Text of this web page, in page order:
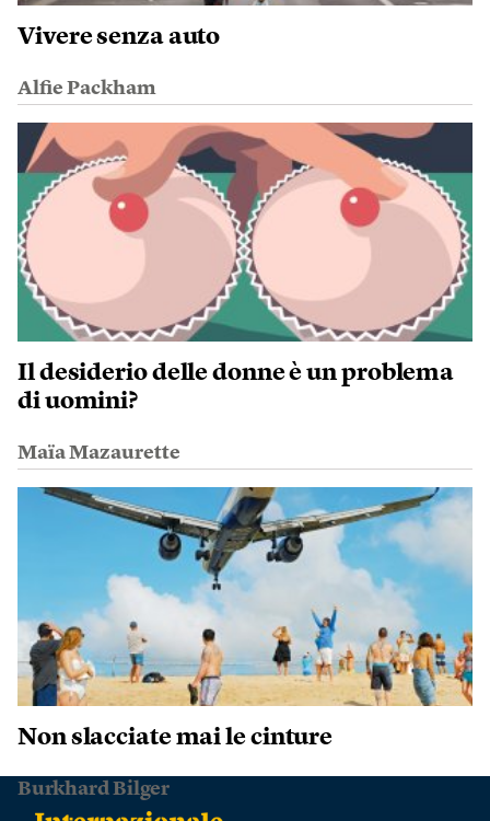
Vivere senza auto
Alfie Packham
Il desiderio delle donne è un problema
di uomini?
Maïa Mazaurette
Non slacciate mai le cinture
Burkhard Bilger